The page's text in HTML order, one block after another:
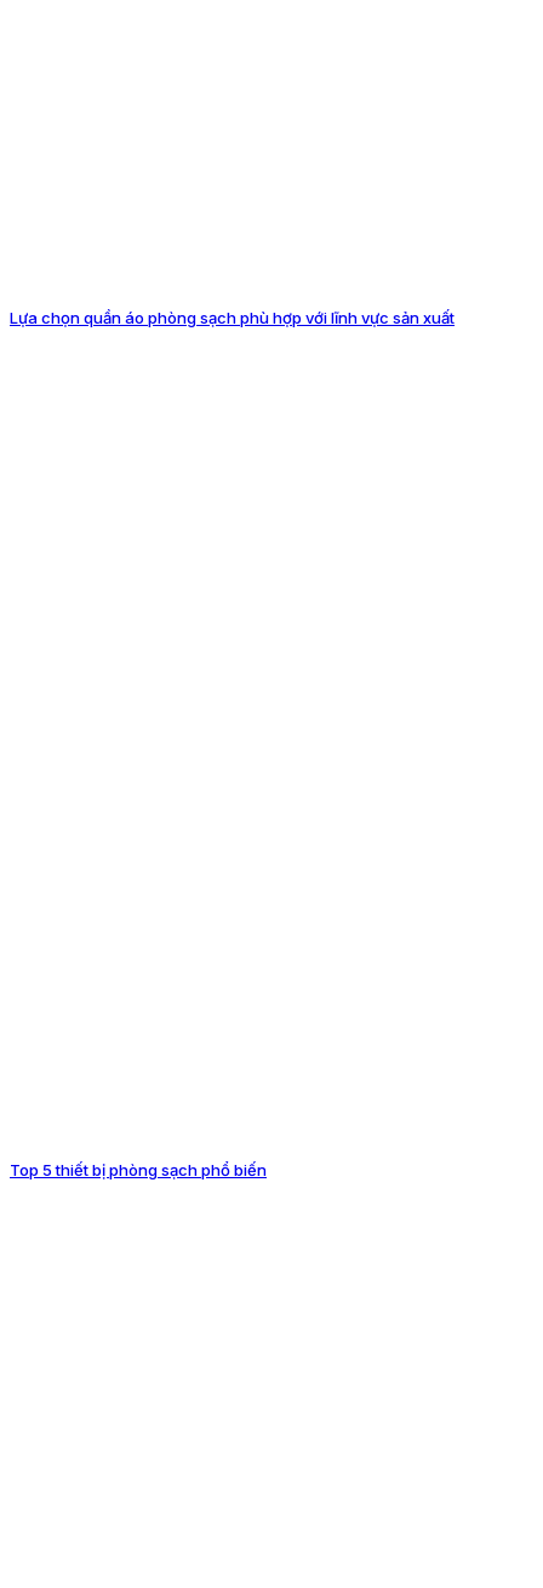
Lựa chọn quần áo phòng sạch phù hợp với lĩnh vực sản xuất
Top 5 thiết bị phòng sạch phổ biến